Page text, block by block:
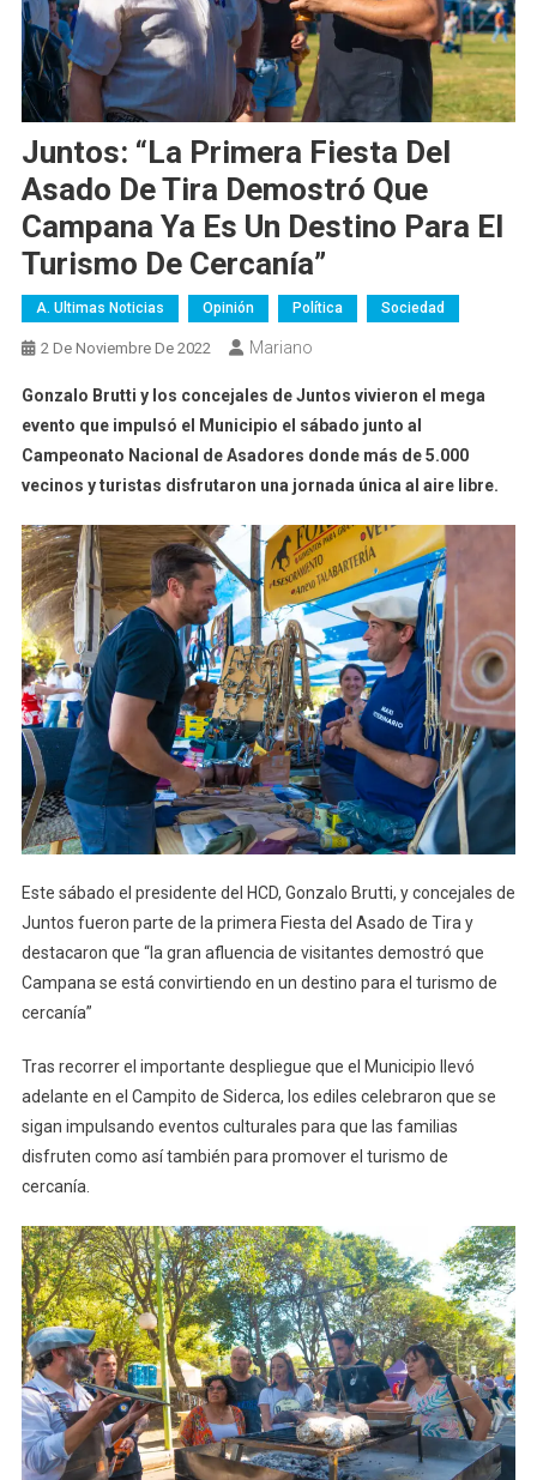
Juntos: “La Primera Fiesta Del
Asado De Tira Demostró Que
Campana Ya Es Un Destino Para El
Turismo De Cercanía”
A. Ultimas Noticias Opinión Política Sociedad
2 De Noviembre De 2022 Mariano
Gonzalo Brutti y los concejales de Juntos vivieron el mega
evento que impulsó el Municipio el sábado junto al
Campeonato Nacional de Asadores donde más de 5.000
vecinos y turistas disfrutaron una jornada única al aire libre.
Este sábado el presidente del HCD, Gonzalo Brutti, y concejales de
Juntos fueron parte de la primera Fiesta del Asado de Tira y
destacaron que “la gran afluencia de visitantes demostró que
Campana se está convirtiendo en un destino para el turismo de
cercanía”
Tras recorrer el importante despliegue que el Municipio llevó
adelante en el Campito de Siderca, los ediles celebraron que se
sigan impulsando eventos culturales para que las familias
disfruten como así también para promover el turismo de
cercanía.